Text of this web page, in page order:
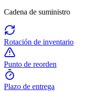
Cadena de suministro
Rotación de inventario
Punto de reorden
Plazo de entrega